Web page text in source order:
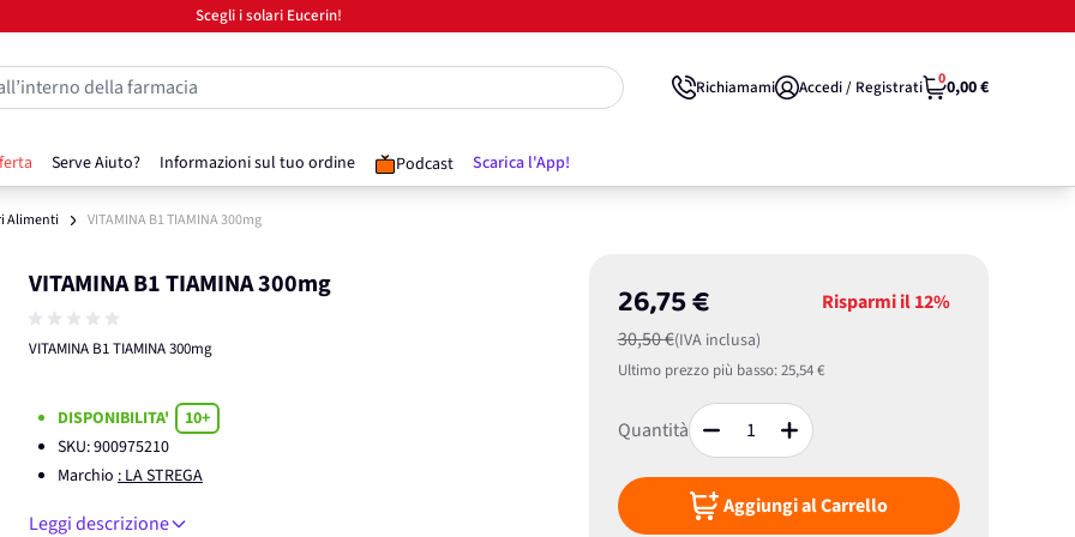
Scegli i solari Eucerin!
Serve Aiuto? Informazioni sul tuo ordine Podcast Scarica l'App!
della farmacia Richiamami Accedi / Registrati 00,00 €
Alimenti VITAMINA B1 TIAMINA 300mg
VITAMINA B1 TIAMINA 300mg
VITAMINA B1 TIAMINA 300mg
26,75 €
30,50 €(IVA inclusa)
Risparmi il12%
Ultimo prezzo più basso:25,54 €
Quantità
Aggiungi al Carrello
DISPONIBILITA'
10+
SKU:900975210
Marchio : LA STREGA
Leggi descrizione